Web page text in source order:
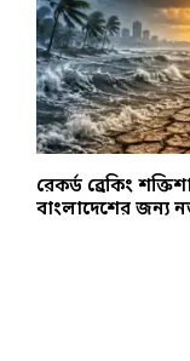
রেকর্ড ব্রেকিং
বাংলাদেশের জন্য